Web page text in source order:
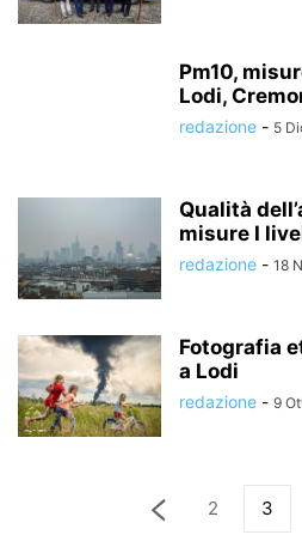
Pm10,
Lodi,
redazione - 5
Qualità
misure I
redazione - 18
Fotografia
a Lodi
redazione - 9
2 3